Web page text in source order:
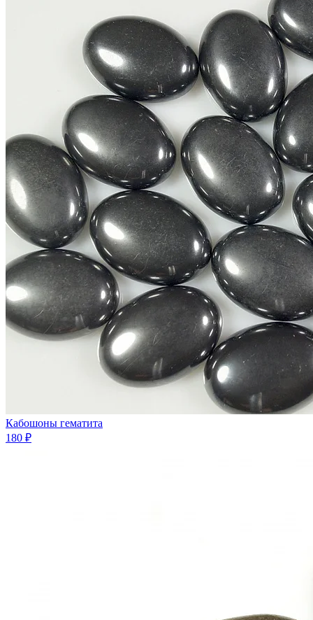
Кабошоны гематита
180 ₽